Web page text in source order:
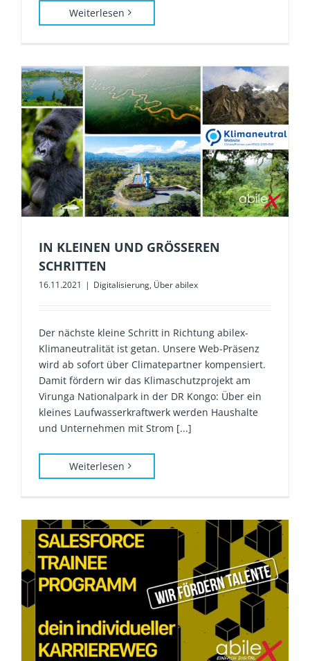
Weiterlesen
IN KLEINEN UND GRÖSSEREN S
CHRITTEN
16.11.2021 | Digitalisierung, Über abilex
Der nächste kleine Schritt in Richtung abilex-
Klimaneutralität ist getan. Unsere Web-Präsenz
wird ab sofort über Climatepartner kompensiert.
Damit fördern wir das Klimaschutzprojekt am
Virunga Nationalpark in der DR Kongo: Über ein
kleines Laufwasserkraftwerk werden Haushalte
und Unternehmen mit Strom [...]
Weiterlesen